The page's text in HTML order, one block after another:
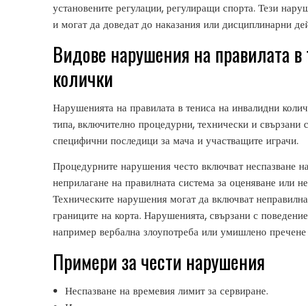
установените регулации, регулиращи спорта. Тези
и могат да доведат до наказания или дисциплинарни
Видове нарушения на правилата
колички
Нарушенията на правилата в тениса на инвалидни
типа, включително процедурни, технически и
специфични последици за мача и участващите играчи.
Процедурните нарушения често включват неспазване
неприлагане на правилната система за оценяване или
Техническите нарушения могат да включват
границите на корта. Нарушенията, свързани с
например вербална злоупотреба или умишлено
Примери за чести нарушения
Неспазване на времевия лимит за сервиране.